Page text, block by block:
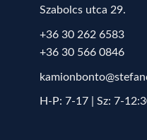
Szabolcs utca 29.
+36 30 262 6583
+36 30 566 0846
H-P: 7-17 | Sz: 7-